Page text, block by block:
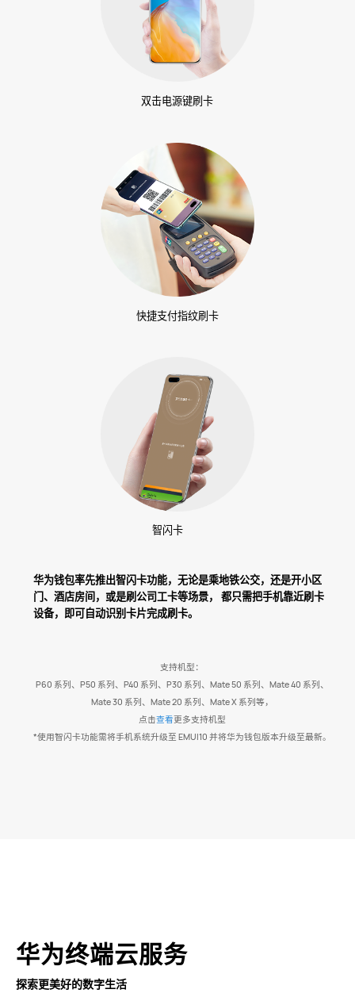
双击电源键刷卡
快捷支付指纹刷卡
智闪卡
华为钱包率先推出智闪卡功能，无论是乘地铁公交，还是开小区
门、酒店房间，或是刷公司工卡等场景，
都只需把手机靠近刷卡
设备，即可自动识别卡片完成刷卡。
支持机型：
P60 系列、P50 系列、P40 系列、P30 系列、Mate 50 系列、Mate 40 系列、
Mate 30 系列、Mate 20 系列、Mate X 系列等，
点击查看更多支持机型
*使用智闪卡功能需将手机系统升级至 EMUI10 并将华为钱包版本升级至最新。
华为终端云服务
探索更美好的数字生活